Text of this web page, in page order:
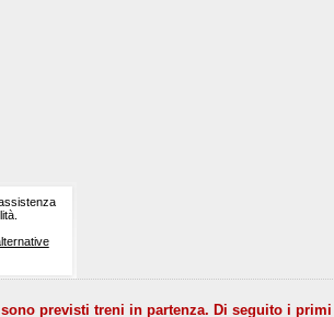
previsti treni in partenza. Di seguito i